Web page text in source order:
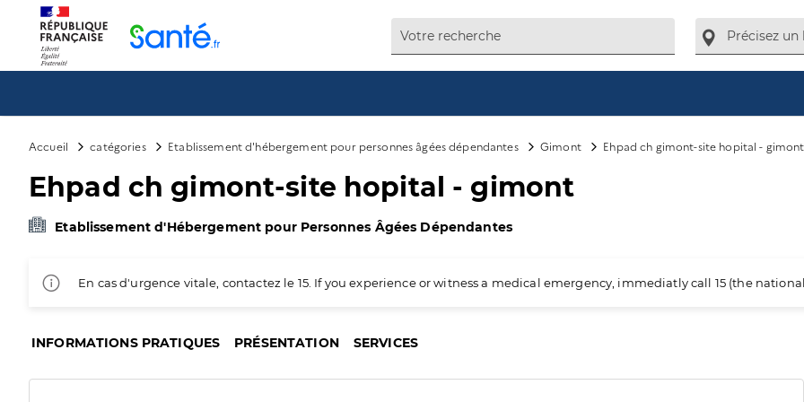
Accueil catégories Etablissement d'hébergement pour personnes âgées dépendantes Gimont Ehpad ch gimont-site hopital - gimont
Ehpad ch gimont-site hopital - gimont
Etablissement d'Hébergement pour Personnes Âgées Dépendantes
En cas d'urgence vitale, contactez le 15. If you experience or witness a medical emergency, immediatly call 15 (the
INFORMATIONS PRATIQUES PRÉSENTATION SERVICES
Panneau de gestion des cookies